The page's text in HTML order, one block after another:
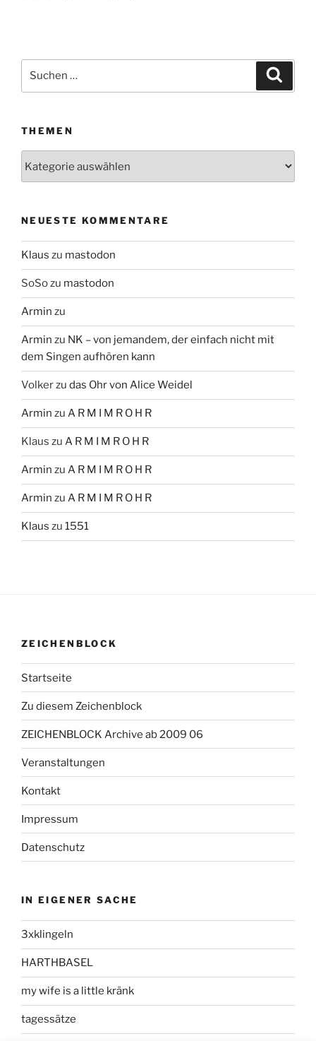
Suchen
THEMEN
NEUESTE KOMMENTARE
Klaus zu mastodon
SoSozu mastodon
Armin zu
Armin zu NK – von jemandem, der einfach nicht mit
dem Singen aufhören kann
Volkerzu das Ohr von Alice Weidel
Armin zu A R M I M R O H R
Klaus zu A R M I M R O H R
Armin zu A R M I M R O H R
Armin zu A R M I M R O H R
Klaus zu 1551
ZEICHENBLOCK
Startseite
Zu diesem Zeichenblock
ZEICHENBLOCK Archive ab 2009 06
Veranstaltungen
Kontakt
Impressum
Datenschutz
IN EIGENER SACHE
3xklingeln
HARTHBASEL
my wife is a little kränk
tagessätze